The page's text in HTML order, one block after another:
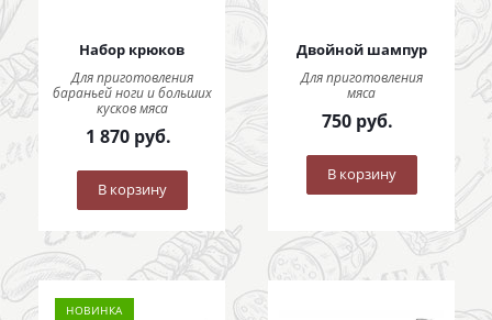
Набор крюков
Для приготовления
бараньей ноги и больших
кусков мяса
1 870руб.
В корзину
Двойной шампур
Для приготовления
мяса
750 руб.
В корзину
НОВИНКА